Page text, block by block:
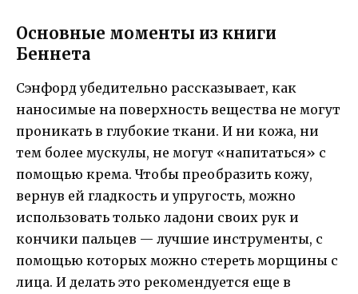
Основные моменты из книги
Беннета
Сэнфорд убедительно рассказывает, как
наносимые на поверхность вещества не могут
проникать в глубокие ткани. И ни кожа, ни
тем более мускулы, не могут «напитаться» с
помощью крема. Чтобы преобразить кожу,
вернув ей гладкость и упругость, можно
использовать только ладони своих рук и
кончики пальцев — лучшие инструменты, с
помощью которых можно стереть морщины с
лица. И делать это рекомендуется еще в